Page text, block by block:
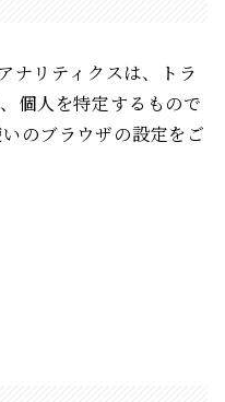
ナリティクスは、トラ
個人を特定するもので
のブラウザの設定をご